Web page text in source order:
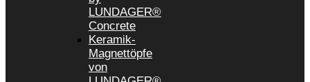
LUNDAGER®
Concrete
Keramik-
Magnettöpfe
von